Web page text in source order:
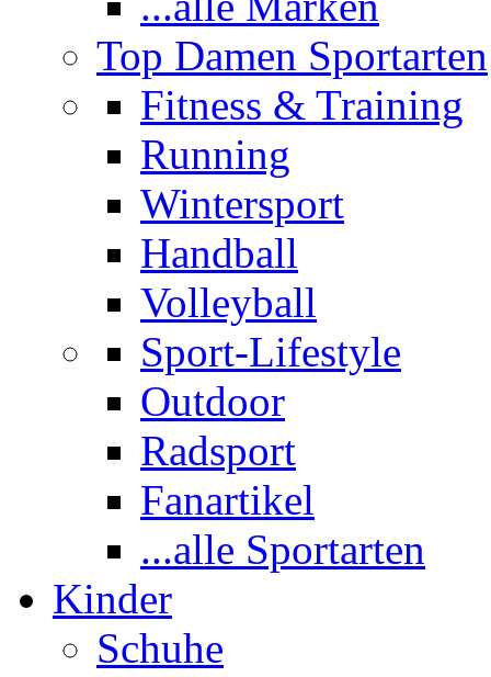
Top Damen Sportarten
Fitness & Training
Running
Wintersport
Handball
Volleyball
Sport-Lifestyle
Outdoor
Radsport
Fanartikel
...alle Sportarten
Kinder
Schuhe